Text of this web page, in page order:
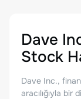
Dave
Stock
Dave Inc.,
aracılığıyla bir